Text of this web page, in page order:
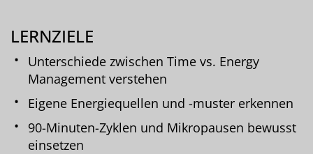
LERNZIELE
Unterschiede zwischen Time vs. Energy
Management verstehen
Eigene Energiequellen und -muster erkennen
90-Minuten-Zyklen und Mikropausen bewusst
einsetzen